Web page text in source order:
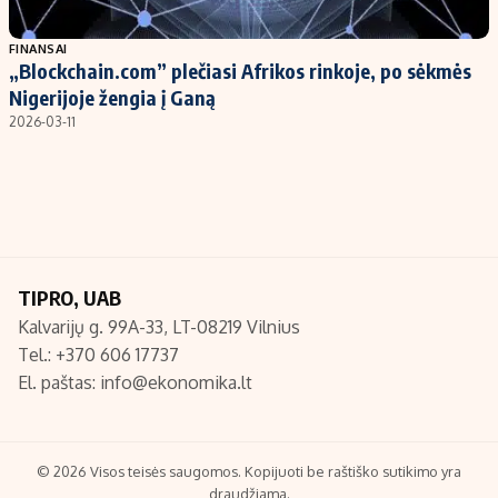
Populiarios temos
Investavimas
Akcijų rinka
Titulinis
Nedarbo išmokos skaičiuoklė
Redakcija
Turinio žymėjimo taisyklės
FINANSAI
„Blockchain.com” plečiasi Afrikos rinkoje, po sėkmės
Nigerijoje žengia į Ganą
2026-03-11
TIPRO, UAB
Kalvarijų g. 99A-33, LT-08219 Vilnius
Tel.: +370 606 17737
El. paštas: info@ekonomika.lt
© 2026 Visos teisės saugomos. Kopijuoti be raštiško sutikimo yra
draudžiama.